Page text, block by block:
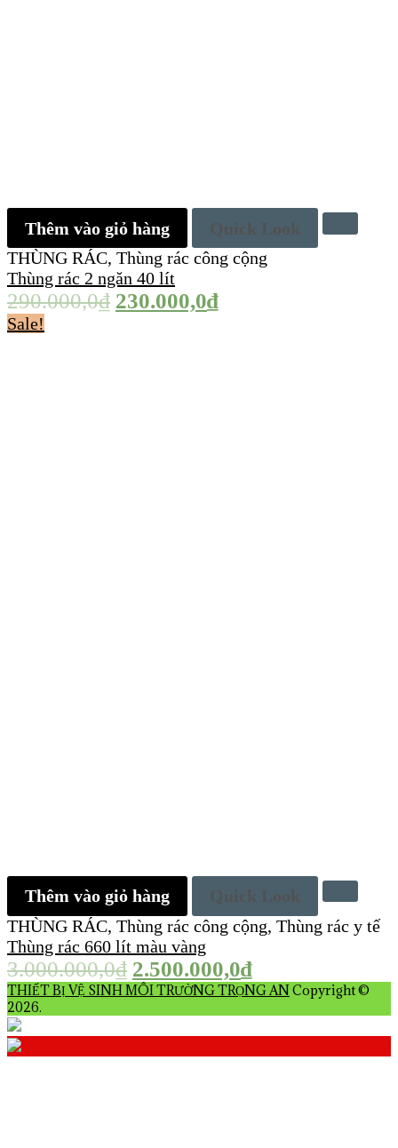
Thêm vào giỏ hàng
Quick Look
THÙNG RÁC, Thùng rác công cộng
Thùng rác 2 ngăn 40 lít
290.000,0₫ 230.000,0₫
Sale!
Thêm vào giỏ hàng
Quick Look
THÙNG RÁC, Thùng rác công cộng, Thùng rác y tế
Thùng rác 660 lít màu vàng
3.000.000,0₫ 2.500.000,0₫
THIẾT BỊ VỆ SINH MÔI TRƯỜNG TRỌNG ANCopyright ©
2026.